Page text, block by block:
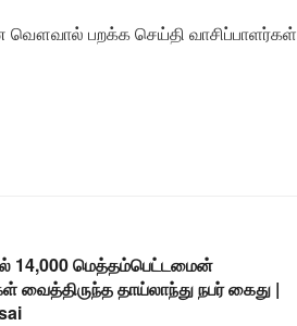
வௌவால் பறக்க செய்தி வாசிப்பாளர்கள்
14,000 மெத்தம்பெட்டமைன்
வைத்திருந்த தாய்லாந்து நபர் கைது |